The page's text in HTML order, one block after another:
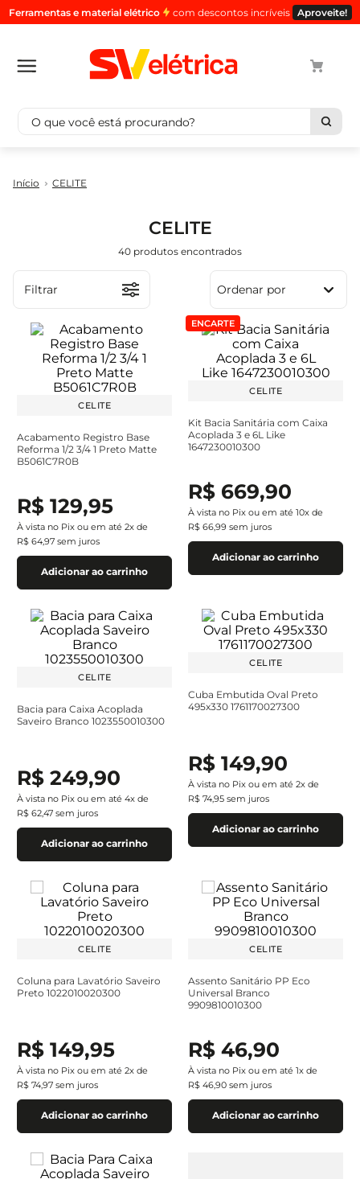
Ferramentas e material elétrico com descontos incríveis Aproveite!
O que você está procurando?
CELITE
CELITE
40 produtos
Ordenar por
Filtrar
CELITE
Acabamento Registro Base
Reforma 1/2 3/4 1 Preto Matte
B5061C7R0B
R$ 129,95
À vista no Pix ou em até 2x de
R$ 64,97 sem juros
Adicionar ao carrinho
ENCARTE
CELITE
Kit Bacia Sanitária com Caixa
Acoplada 3 e 6L Like
1647230010300
R$ 669,90
À vista no Pix ou em até 10x de
R$ 66,99 sem juros
Adicionar ao carrinho
CELITE
Bacia para Caixa Acoplada
Saveiro Branco 1023550010300
R$ 249,90
À vista no Pix ou em até 4x de
R$ 62,47 sem juros
Adicionar ao carrinho
CELITE
Cuba Embutida Oval Preto
495x330 1761170027300
R$ 149,90
À vista no Pix ou em até 2x de
R$ 74,95 sem juros
Adicionar ao carrinho
CELITE
Coluna para Lavatório Saveiro
Preto 1022010020300
R$ 149,95
À vista no Pix ou em até 2x de
R$ 74,97 sem juros
Adicionar ao carrinho
CELITE
Assento Sanitário PP Eco
Universal Branco
9909810010300
R$ 46,90
À vista no Pix ou em até 1x de
R$ 46,90 sem juros
Adicionar ao carrinho
1 º
cabo
5º